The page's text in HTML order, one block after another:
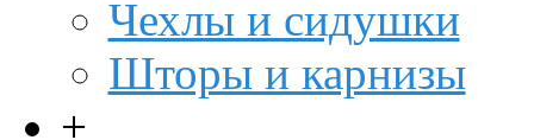
Чехлы и сидушки
Шторы и карнизы
+